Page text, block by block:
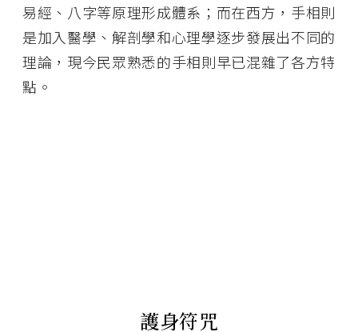
易經、八字等原理形成體系；而在西方，手相則
是加入醫學、解剖學和心理學逐步發展出不同的
理論，現今民眾熟悉的手相則早已混雜了各方特
點。
護身符咒